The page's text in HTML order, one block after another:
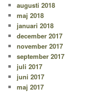
augusti 2018
maj 2018
januari 2018
december 2017
november 2017
september 2017
juli 2017
juni 2017
maj 2017